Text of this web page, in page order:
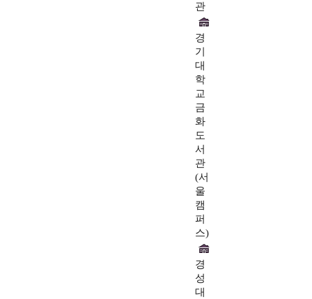
관
경
기
대
학
교
금
화
도
서
관
(서
울
캠
퍼
스)
경
성
대